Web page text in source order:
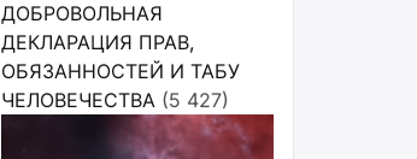
ДОБРОВОЛЬНАЯ
ДЕКЛАРАЦИЯ ПРАВ,
ОБЯЗАННОСТЕЙ И ТАБУ
ЧЕЛОВЕЧЕСТВА (5 427)